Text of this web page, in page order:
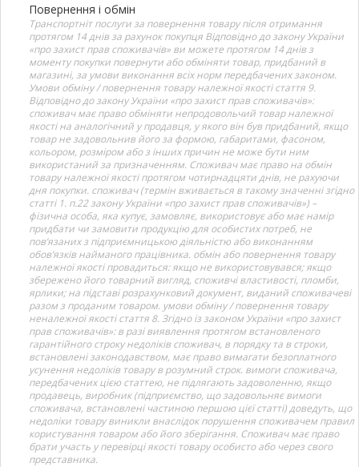
Повернення і обмін
Транспортніт послуги за повернення товару після отримання
протягом 14 днів за рахунок покупця Відповідно до закону України
«про захист прав споживачів» ви можете протягом 14 днів з
моменту покупки повернути або обміняти товар, придбаний в
магазині, за умови виконання всіх норм передбачених законом.
Умови обміну / повернення товару належної якості стаття 9.
Відповідно до закону України «про захист прав споживачів»:
споживач має право обміняти непродовольчий товар належної
якості на аналогічний у продавця, у якого він був придбаний, якщо
товар не задовольнив його за формою, габаритами, фасоном,
кольором, розміром або з інших причин не може бути ним
використаний за призначенням. Споживач має право на обмін
товару належної якості протягом чотирнадцяти днів, не рахуючи
дня покупки. споживач (термін вживається в такому значенні згідно
статті 1. п.22 закону України «про захист прав споживачів») –
фізична особа, яка купує, замовляє, використовує або має намір
придбати чи замовити продукцію для особистих потреб, не
пов’язаних з підприємницькою діяльністю або виконанням
обов’язків найманого працівника. обмін або повернення товару
належної якості провадиться: якщо не використовувався; якщо
збережено його товарний вигляд, споживчі властивості, пломби,
ярлики; на підставі розрахунковий документ, виданий споживачеві
разом з проданим товаром. умови обміну / повернення товару
неналежної якості стаття 8. Згідно із законом України «про захист
прав споживачів»: в разі виявлення протягом встановленого
гарантійного строку недоліків споживач, в порядку та в строки,
встановлені законодавством, має право вимагати безоплатного
усунення недоліків товару в розумний строк. вимоги споживача,
передбачених цією статтею, не підлягають задоволенню, якщо
продавець, виробник (підприємство, що задовольняє вимоги
споживача, встановлені частиною першою цієї статті) доведуть, що
недоліки товару виникли внаслідок порушення споживачем правил
користування товаром або його зберігання. Споживач має право
брати участь у перевірці якості товару особисто або через свого
представника.